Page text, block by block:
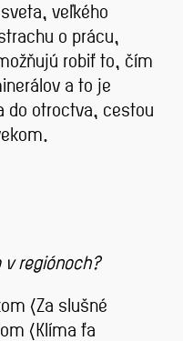
veľkého
o prácu,
robiť to, čím
a to je
do otroctva, cestou
v regiónoch?
(Za slušné
(Klíma ťa